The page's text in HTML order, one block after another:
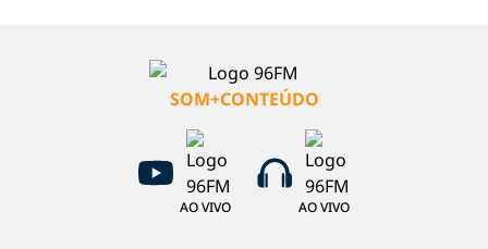
SOM+CONTEÚDO
AO VIVO AO VIVO